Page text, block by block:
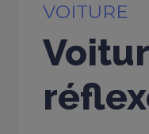
VOITURE